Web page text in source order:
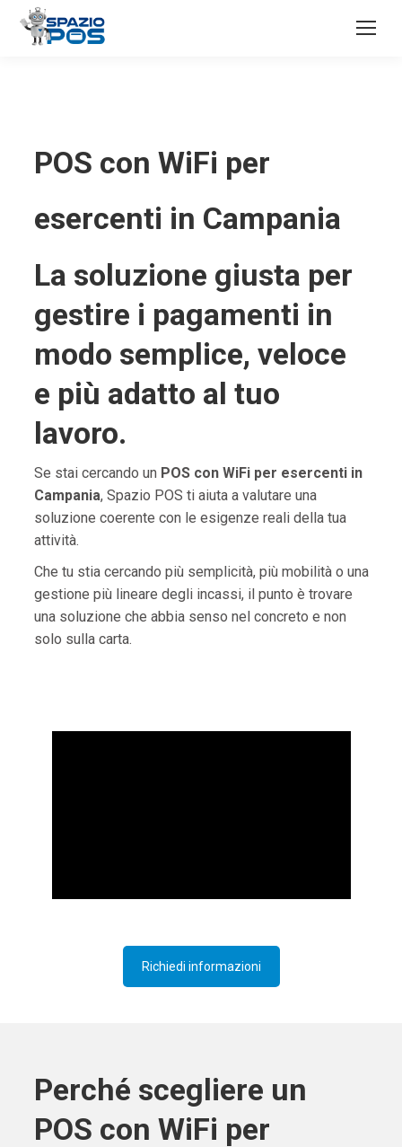
POS con WiFi per
esercenti in Campania
La soluzione giusta per
gestire i pagamenti in
modo semplice, veloce
e più adatto al tuo
lavoro.
Se stai cercando un POS con WiFi per esercenti in
Campania, Spazio POS ti aiuta a valutare una
soluzione coerente con le esigenze reali della tua
attività.
Che tu stia cercando più semplicità, più mobilità o una
gestione più lineare degli incassi, il punto è trovare
una soluzione che abbia senso nel concreto e non
solo sulla carta.
Richiedi informazioni
Perché scegliere un
POS con WiFi per